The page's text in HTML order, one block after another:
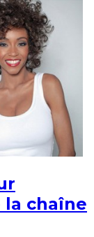
chaîne